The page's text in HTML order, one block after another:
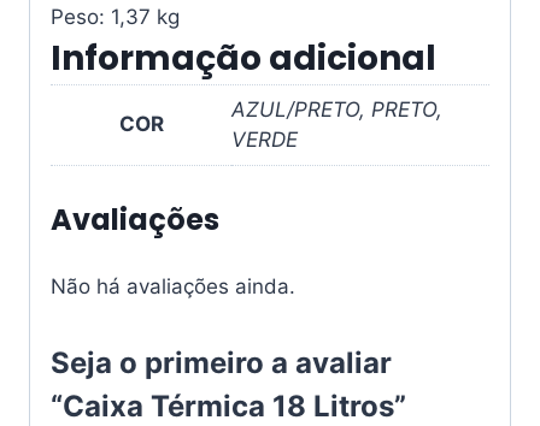
Peso: 1,37 kg
Informação adicional
COR
AZUL/PRETO, PRETO,
VERDE
Avaliações
Não há avaliações ainda.
Seja o primeiro a avaliar
“Caixa Térmica 18 Litros”